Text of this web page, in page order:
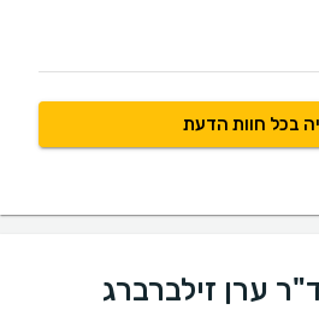
בכל חוות הדעת
ערן זילברברג